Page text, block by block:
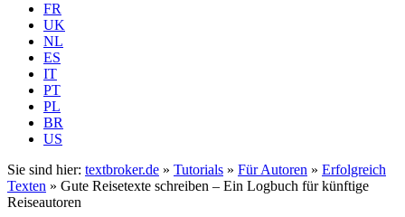
FR
UK
NL
ES
IT
PT
PL
BR
US
Sie sind hier: textbroker.de » Tutorials » Für Autoren » Erfolgreich
Texten » Gute Reisetexte schreiben – Ein Logbuch für künftige
Reiseautoren